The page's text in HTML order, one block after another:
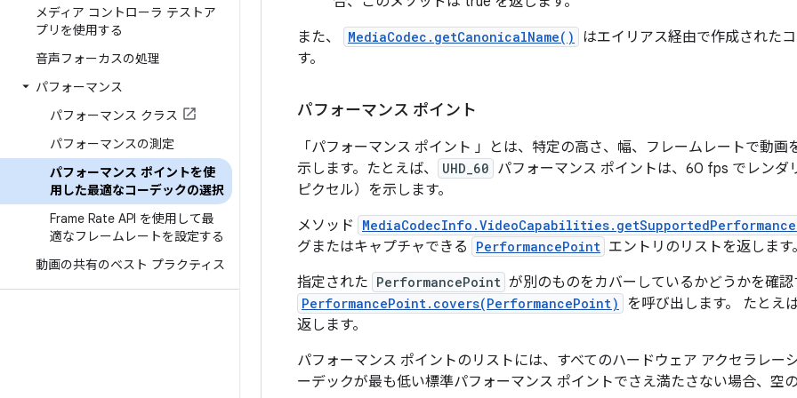
メディア コントローラ テストア
プリを使用する
音声フォーカスの処理
パフォーマンス
パフォーマンス クラス
パフォーマンスの測定
パフォーマンス ポイントを使
用した最適なコーデックの選択
Frame Rate API を使用して最
適なフレームレートを設定する
動画の共有のベスト プラクティス
また、
MediaCodec.getCanonicalName()
はエイリアス経由で作成された
す。
パフォーマンス ポイント
「パフォーマンス ポイント 」とは、特定の高さ、幅、フレームレートで動
示します。たとえば、
UHD_60 パフォーマンス ポイントは、60 fps でレン
ピクセル）を示します。
メソッド
グまたはキャプチャできる PerformancePoint エントリのリストを返します
指定された PerformancePoint が別のものをカバーしているかどうかを確
PerformancePoint.covers(PerformancePoint)
を呼び出します。 たとえ
返します。
パフォーマンス ポイントのリストには、すべてのハードウェア アクセラレー
ーデックが最も低い標準パフォーマンス ポイントでさえ満たさない場合、空